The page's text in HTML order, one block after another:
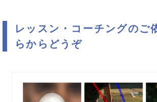
レッスン・コーチングのご
らからどうぞ